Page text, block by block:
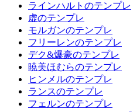
ラインハルトのテンプレ
虚のテンプレ
モルガンのテンプレ
フリーレンのテンプレ
デク&爆豪のテンプレ
暁美ほむらのテンプレ
ヒンメルのテンプレ
ランスのテンプレ
フェルンのテンプレ